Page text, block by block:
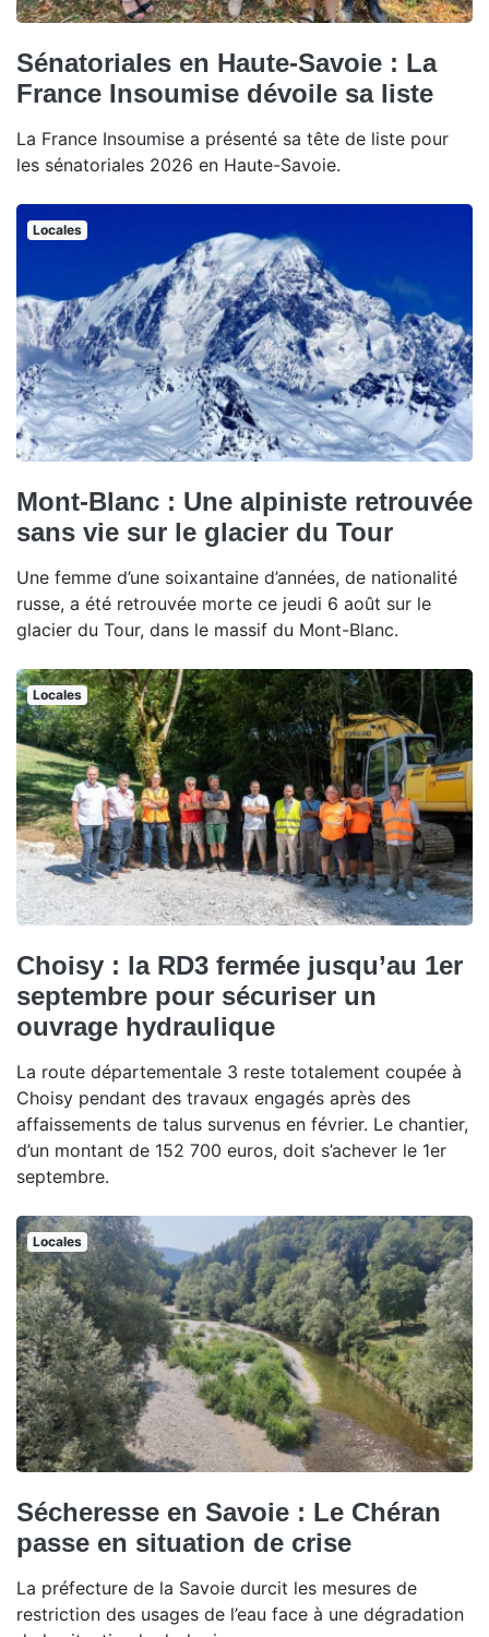
Sénatoriales en Haute-Savoie : La
France Insoumise dévoile sa liste
La France Insoumise a présenté sa tête de liste pour
les sénatoriales 2026 en Haute-Savoie.
Locales
Mont-Blanc : Une alpiniste retrouvée
sans vie sur le glacier du Tour
Une femme d’une soixantaine d’années, de nationalité
russe, a été retrouvée morte ce jeudi 6 août sur le
glacier du Tour, dans le massif du Mont-Blanc.
Locales
Choisy : la RD3 fermée jusqu’au 1er
septembre pour sécuriser un
ouvrage hydraulique
La route départementale 3 reste totalement coupée à
Choisy pendant des travaux engagés après des
affaissements de talus survenus en février. Le chantier,
d’un montant de 152 700 euros, doit s’achever le 1er
septembre.
Locales
Sécheresse en Savoie : Le Chéran
passe en situation de crise
La préfecture de la Savoie durcit les mesures de
restriction des usages de l’eau face à une dégradation